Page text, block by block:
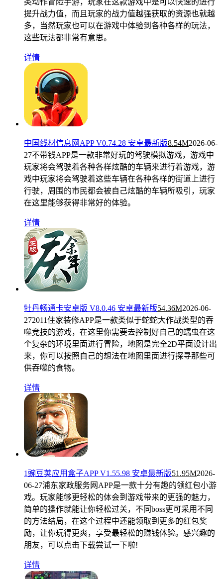
提升战力值，而且玩家的战力值越强获取的资源也就越
多，当然玩家也可以在游戏中体验到各种各样的玩法，
这些玩法都非常有意思。
详情
中国线材信息网APP V0.74.28 安卓最新版8.54M2026-06-
27不带钱APP是一款非常好玩的驾驶模拟游戏，游戏中
玩家将会驾驶着各种各样炫酷的车辆来进行着游戏，游
戏中玩家将会驾驶着这些车辆在各种各样的街道上进行
行驶，周围的市民都会被自己炫酷的车辆所吸引，玩家
在这里能够获得非常好的体验。
详情
牡丹畅通卡安卓版 V8.0.46 安卓最新版54.36M2026-06-
272011住家装修APP是一款类似于蛇蛇大作战类型的吞
噬竞技的游戏，在这里你需要去控制好自己的蠕虫在这
个复杂的环境里面进行冒险，地图是完全2D平面设计出
来，你可以按照自己的想法在地图里面进行探寻那些可
供吞噬的食物。
详情
1豌豆荚应用盒子APP V1.55.98 安卓最新版51.95M2026-
06-27浦东家政服务网APP是一款十分有趣的领红包小游
戏。玩家能够更轻松的体会到游戏带来的更强的魅力，
简单的操作就能让你轻松过关，不同boss更可采用不同
的方法结局，在这个过程中还能领取到更多的红包奖
励，让你玩得更爽，享受最轻松的赚钱体验。感兴趣的
朋友，可以点击下载尝试一下啦!
详情